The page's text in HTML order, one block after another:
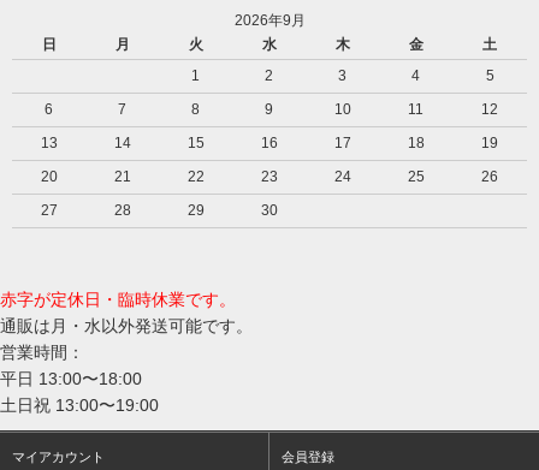
2026年9月
日
月 火 水 木 金
土
1
2 3 4
5
6
7 8 9 10 11
12
13
14 15 16 17 18
19
20
21 22 23 24 25
26
27
28 29 30
赤字が定休日・臨時休業です。
通販は月・水以外発送可能です。
営業時間：
平日 13:00〜18:00
土日祝 13:00〜19:00
マイアカウント 会員登録